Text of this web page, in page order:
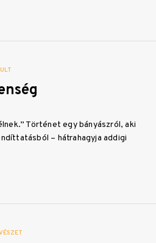
Történet egy bányászról, aki
– hátrahagyja addigi